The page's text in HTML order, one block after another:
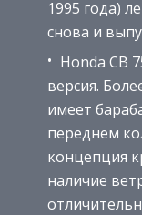
1995 года)
снова и
Honda CB
версия.
имеет
переднем
концепция
наличие